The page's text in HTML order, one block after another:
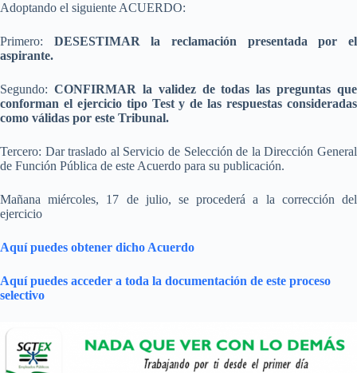
Adoptando el siguiente ACUERDO:
Primero: DESESTIMAR la reclamación presentada por el
aspirante.
Segundo: CONFIRMAR la validez de todas las preguntas que
conforman el ejercicio tipo Test y de las respuestas consideradas
como válidas por este Tribunal.
Tercero: Dar traslado al Servicio de Selección de la Dirección General
de Función Pública de este Acuerdo para su publicación.
Mañana miércoles, 17 de julio, se procederá a la corrección del
ejercicio
Aquí puedes obtener dicho Acuerdo
Aquí puedes acceder a toda la documentación de este proceso
selectivo